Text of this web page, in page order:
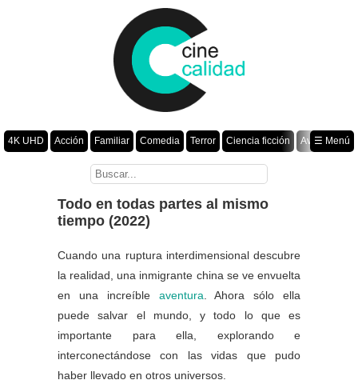
4K UHD Acción Familiar Comedia Terror Ciencia ficción
Aventura
Romance Fantasía Drama Animación Crimen
☰ Menú
Todo en todas partes al mismo
tiempo (2022)
Cuando una ruptura interdimensional descubre
la realidad, una inmigrante china se ve envuelta
en una increíble aventura . Ahora sólo ella
puede salvar el mundo, y todo lo que es
importante para ella, explorando e
interconectándose con las vidas que pudo
haber llevado en otros universos.